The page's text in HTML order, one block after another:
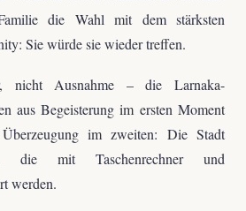
die Wahl mit dem stärksten
Sie würde sie wieder treffen.
nicht Ausnahme – die Larnaka-
aus Begeisterung im ersten Moment
im zweiten: Die Stadt
die mit Taschenrechner und
werden.